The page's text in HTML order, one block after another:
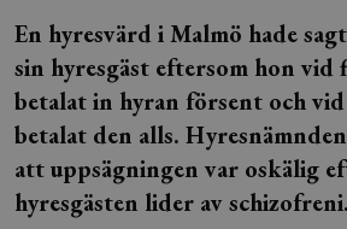
En hyresvärd i Malmö hade
sin hyresgäst eftersom hon
betalat in hyran försent och
betalat den alls.
att uppsägningen var oskälig
hyresgästen lider av schizofreni.